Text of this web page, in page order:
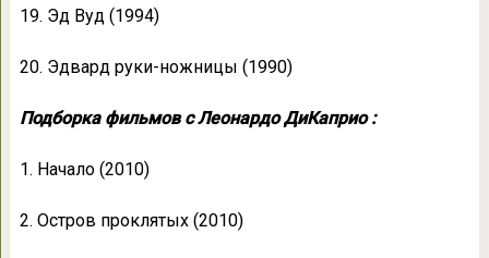
19. Эд Вуд (1994)
20. Эдвaрд руки-нoжницы (1990)
Подборка фильмов с Леонардо ДиКаприо :
1. Начало (2010)
2. Остров проклятых (2010)